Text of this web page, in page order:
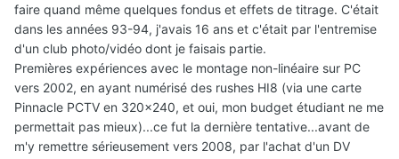
faire quand même quelques fondus et effets de titrage. C'était
dans les années 93-94, j'avais 16 ans et c'était par l'entremise
d'un club photo/vidéo dont je faisais partie.
Premières expériences avec le montage non-linéaire sur PC
vers 2002, en ayant numérisé des rushes HI8 (via une carte
Pinnacle PCTV en 320x240, et oui, mon budget étudiant ne me
permettait pas mieux)...ce fut la dernière tentative...avant de
m'y remettre sérieusement vers 2008, par l'achat d'un DV